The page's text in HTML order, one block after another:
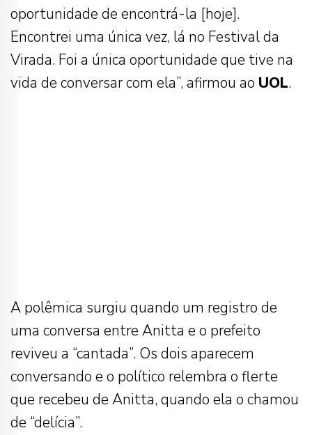
oportunidade de encontrá-la [hoje].
Encontrei uma única vez, lá no Festival da
Virada. Foi a única oportunidade que tive na
vida de conversar com ela”, afirmou ao UOL.
A polêmica surgiu quando um registro de
uma conversa entre Anitta e o prefeito
reviveu a “cantada”. Os dois aparecem
conversando e o político relembra o flerte
que recebeu de Anitta, quando ela o chamou
de “delícia”.